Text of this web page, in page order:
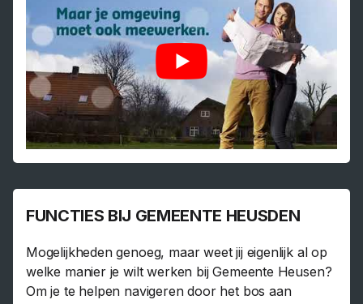
FUNCTIES BIJ GEMEENTE HEUSDEN
Mogelijkheden genoeg, maar weet jij eigenlijk al op
welke manier je wilt werken bij Gemeente Heusen?
Om je te helpen navigeren door het bos aan